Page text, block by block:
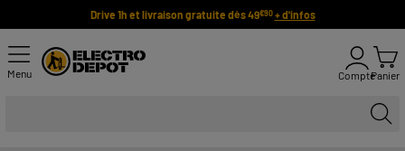
Drive 1h et livraison gratuite dès 49€90 + d'infos
Menu ComptePanier